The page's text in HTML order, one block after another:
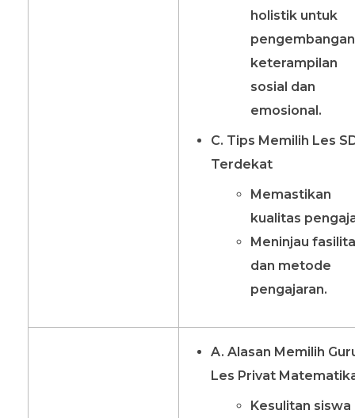
holistik untuk
pengembangan
keterampilan
sosial dan
emosional.
C. Tips Memilih Les
Terdekat
Memastikan
kualitas
Meninjau
dan metode
pengajaran.
A. Alasan Memilih
Les Privat
Kesulitan siswa